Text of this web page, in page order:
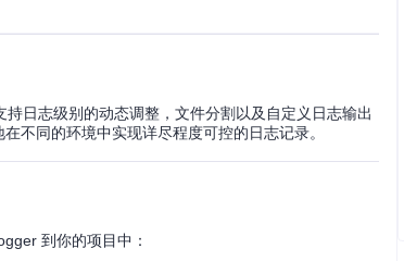
日志级别的动态调整，文件分割以及自定义日志输出
不同的环境中实现详尽程度可控的日志记录。
到你的项目中：